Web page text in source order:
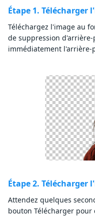
Étape 1. Télécharger
Téléchargez l'image au
de suppression
immédiatement l'arrière-
Étape 2. Télécharger
Attendez quelques
bouton Télécharger